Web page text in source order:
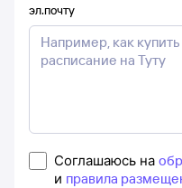
эл.почту
Соглашаюсь на
и правила